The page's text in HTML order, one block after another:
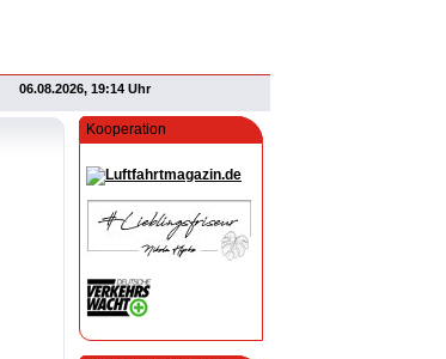
06.08.2026, 19:14 Uhr
Kooperation